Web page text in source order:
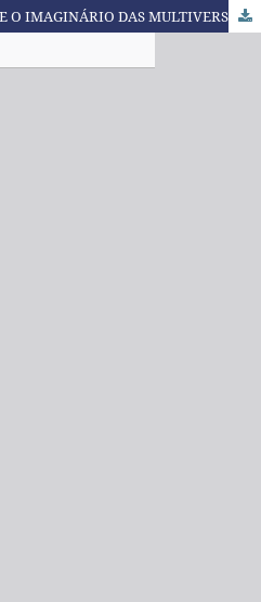
OS INSTITUTOS FEDERAIS E O IMAGINÁRIO DAS MULTIVERSIDADES